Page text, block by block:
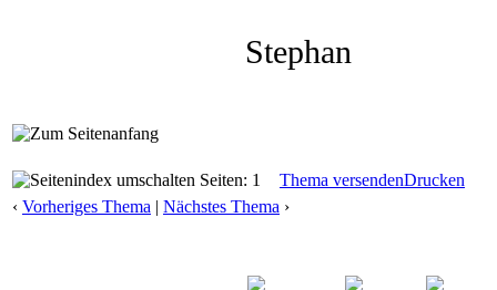
Stephan
Seiten: 1 Thema versendenDrucken
‹ Vorheriges Thema | Nächstes Thema ›